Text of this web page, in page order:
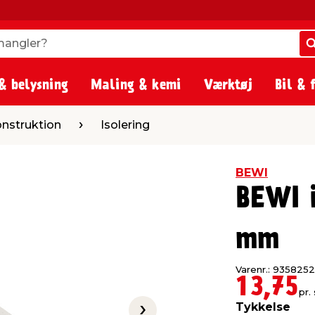
belysning Maling & kemi Værktøj Bil &
Isolering Isolering
BEWI
BEWI
mm
Varenr.: 9358252
13,75pr.
Tykkelse